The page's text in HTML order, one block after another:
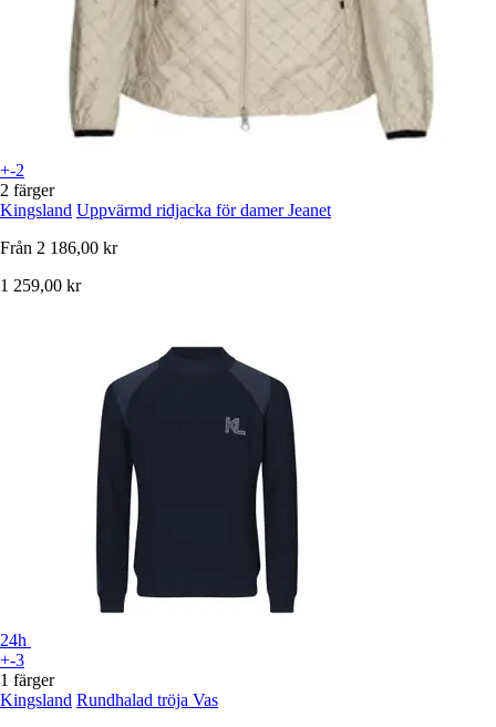
+-2
2 färger
Kingsland Uppvärmd ridjacka för damer Jeanet
Från 2 186,00 kr
1 259,00 kr
24h
+-3
1 färger
Kingsland Rundhalad tröja Vas